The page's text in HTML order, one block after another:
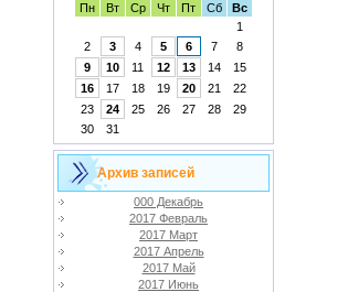
Пн
Вт Ср Чт Пт Сб
Вс
1
2
3 4 5 6 7
8
9
10 11 12 13 14
15
16
17 18 19 20 21
22
23
24 25 26 27 28
29
30
31
Архив записей
000 Декабрь
2017 Февраль
2017 Март
2017 Апрель
2017 Май
2017 Июнь